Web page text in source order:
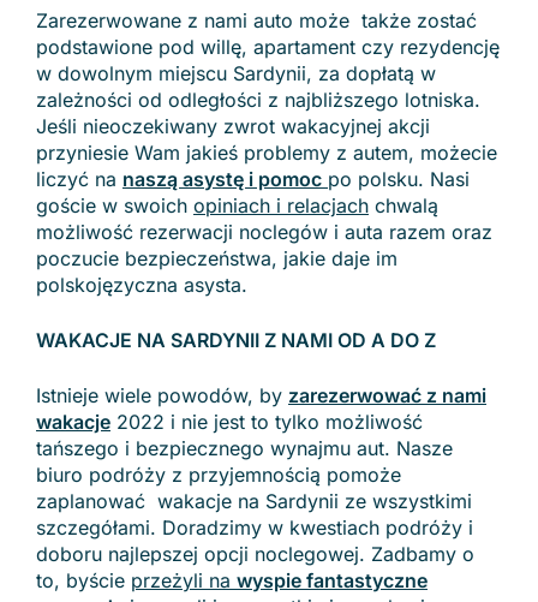
Zarezerwowane z nami auto może także zostać
podstawione pod willę, apartament czy rezydencję
w dowolnym miejscu Sardynii, za dopłatą w
zależności od odległości z najbliższego lotniska.
Jeśli nieoczekiwany zwrot wakacyjnej akcji
przyniesie Wam jakieś problemy z autem, możecie
liczyć na naszą asystę i pomoc po polsku. Nasi
goście w swoich opiniach i relacjach chwalą
możliwość rezerwacji noclegów i auta razem oraz
poczucie bezpieczeństwa, jakie daje im
polskojęzyczna asysta.
WAKACJE NA SARDYNII Z NAMI OD A DO Z
Istnieje wiele powodów, by zarezerwować z nami
wakacje 2022 i nie jest to tylko możliwość
tańszego i bezpiecznego wynajmu aut. Nasze
biuro podróży z przyjemnością pomoże
zaplanować wakacje na Sardynii ze wszystkimi
szczegółami. Doradzimy w kwestiach podróży i
doboru najlepszej opcji noclegowej. Zadbamy o
to, byście przeżyli na wyspie fantastyczne